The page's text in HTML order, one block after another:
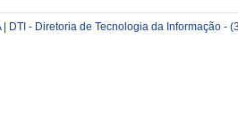
| DTI - Diretoria de Tecnologia da Informação